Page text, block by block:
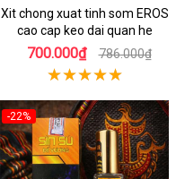
Xit chong xuat tinh som EROS
cao cap keo dai quan he
700.000₫ 786.000₫
-22%